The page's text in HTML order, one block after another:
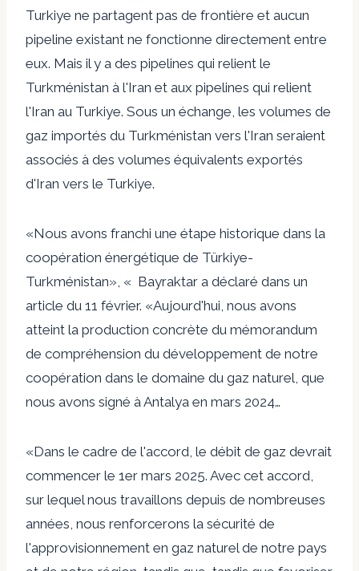
Turkiye ne partagent pas de frontière et aucun
pipeline existant ne fonctionne directement entre
eux. Mais il y a des pipelines qui relient le
Turkménistan à l'Iran et aux pipelines qui relient
l'Iran au Turkiye. Sous un échange, les volumes de
gaz importés du Turkménistan vers l'Iran seraient
associés à des volumes équivalents exportés
d'Iran vers le Turkiye.
«Nous avons franchi une étape historique dans la
coopération énergétique de Türkiye-
Turkménistan», « Bayraktar a déclaré dans un
article du 11 février. «Aujourd'hui, nous avons
atteint la production concrète du mémorandum
de compréhension du développement de notre
coopération dans le domaine du gaz naturel, que
nous avons signé à Antalya en mars 2024…
«Dans le cadre de l'accord, le débit de gaz devrait
commencer le 1er mars 2025. Avec cet accord,
sur lequel nous travaillons depuis de nombreuses
années, nous renforcerons la sécurité de
l'approvisionnement en gaz naturel de notre pays